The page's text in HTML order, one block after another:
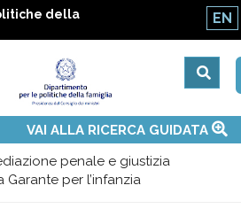
della
EN
VAI ALLA RICERCA GUIDATA
penale e giustizia
per l’infanzia